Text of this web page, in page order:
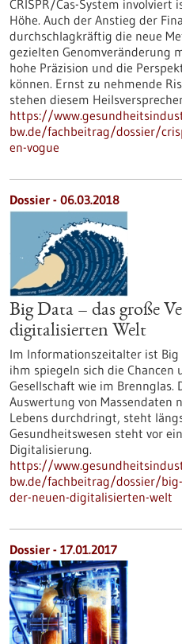
CRISPR/Cas-System
Höhe. Auch der Anstieg der
durchschlagkräftig die neue
gezielten Genomveränderung
hohe Präzision und die
können. Ernst zu nehmende
stehen diesem
https://
bw.de/fachbeitrag/dossier/
en-vogue
Dossier - 06.03.2018
Big Data – das große
digitalisierten Welt
Im Informationszeitalter ist Big
ihm spiegeln sich die
Gesellschaft wie im Brennglas.
Auswertung von Massendaten
Lebens durchdringt, steht
Gesundheitswesen steht vor
Digitalisierung.
https://
bw.de/fachbeitrag/dossier/
der-neuen-digitalisierten-welt
Dossier - 17.01.2017